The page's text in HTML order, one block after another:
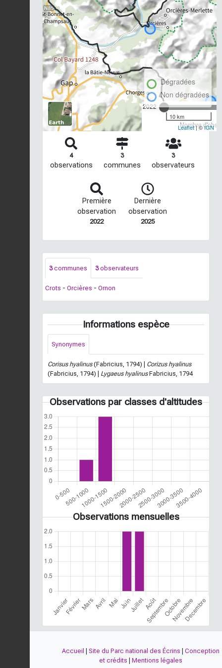
2022
Nombre
Dégradées
Non dégradées
10 km
Leaflet| ©IGN
4
observations
3
communes
3
observateurs
Première
observation
2022
Dernière
observation
2025
3communes 3observateurs
Crots - Orcières - Ornon
Informations espèce
Synonymes
Corisus hyalinus(Fabricius, 1794) | Corizus hyalinus
(Fabricius, 1794) | Lygaeus hyalinusFabricius, 1794
Observations par classes d'altitudes
Observations mensuelles
Accueil Site du Parc national des Écrins
Conception
et crédits
Mentions légales